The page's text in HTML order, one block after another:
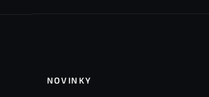
NOVINKY